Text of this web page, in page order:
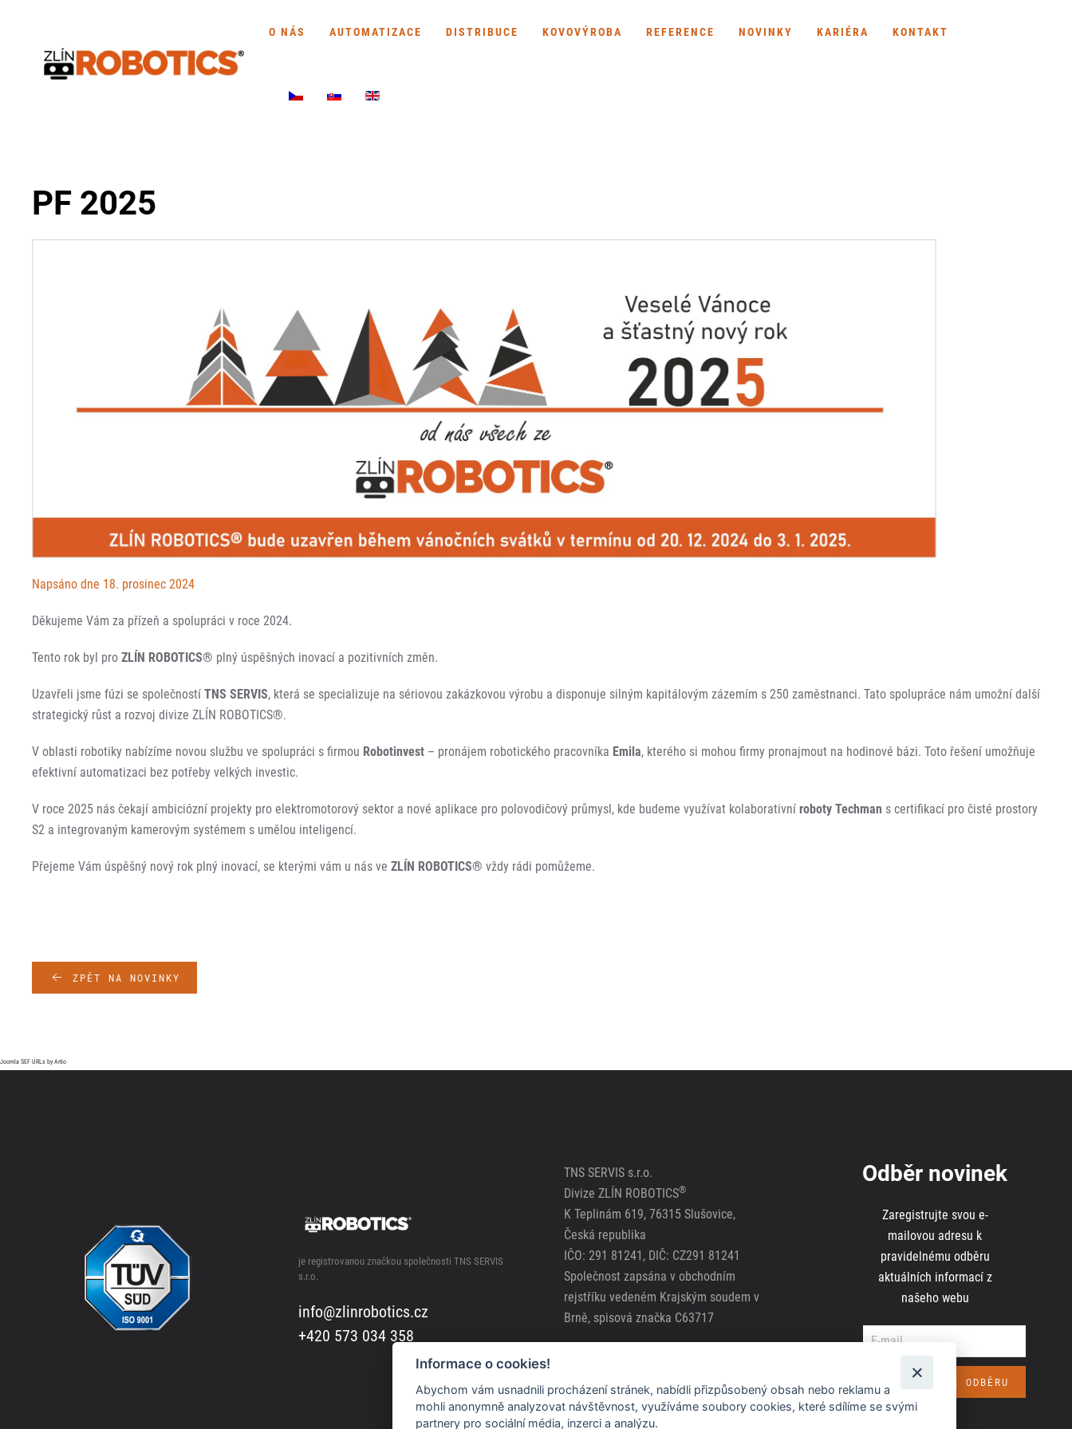
O NÁS AUTOMATIZACE DISTRIBUCE KOVOVÝROBA REFERENCE NOVINKY KARIÉRA KONTAKT
PF 2025
Napsáno dne 18. prosinec 2024
Děkujeme Vám za přízeň a spolupráci v roce 2024.
Tento rok byl pro ZLÍN ROBOTICS® plný úspěšných inovací a pozitivních změn.
Uzavřeli jsme fúzi se společností TNS SERVIS, která se specializuje na sériovou zakázkovou výrobu a disponuje silným kapitálovým zázemím s 250 zaměstnanci. Tato spolupráce nám umožní další
strategický růst a rozvoj divize ZLÍN ROBOTICS®.
V oblasti robotiky nabízíme novou službu ve spolupráci s firmou Robotinvest – pronájem robotického pracovníka Emila, kterého si mohou firmy pronajmout na hodinové bázi. Toto řešení umožňuje
efektivní automatizaci bez potřeby velkých investic.
V roce 2025 nás čekají ambiciózní projekty pro elektromotorový sektor a nové aplikace pro polovodičový průmysl, kde budeme využívat kolaborativní roboty Techman s certifikací pro čisté prostory
S2 a integrovaným kamerovým systémem s umělou inteligencí.
Přejeme Vám úspěšný nový rok plný inovací, se kterými vám u nás ve ZLÍN ROBOTICS® vždy rádi pomůžeme.
ZPĚT NA NOVINKY
Joomla SEF URLs by Artio
je registrovanou značkou společnosti TNS SERVIS
s.r.o.
info@zlinrobotics.cz
+420 573 034 358
TNS SERVIS s.r.o.
Divize ZLÍN ROBOTICS®
K Teplinám 619, 76315 Slušovice,
Česká republika
IČO: 291 81241, DIČ: CZ291 81241
Společnost zapsána v obchodním
rejstříku vedeném Krajským soudem v
Brně, spisová značka C63717
Zásady ochrany osobních údajů
Odběr novinek
Zaregistrujte svou e-
mailovou adresu k
pravidelnému odběru
aktuálních informací z
našeho webu
Informace o cookies!
Abychom vám usnadnili procházení stránek, nabídli přizpůsobený obsah nebo reklamu a
mohli anonymně analyzovat návštěvnost, využíváme soubory cookies, které sdílíme se svými
partnery pro sociální média, inzerci a analýzu.